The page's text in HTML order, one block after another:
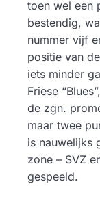
toen wel een
bestendig,
nummer vijf
positie van
iets minder
Friese
de zgn.
maar twee
is nauwelijks
zone – SVZ
gespeeld.